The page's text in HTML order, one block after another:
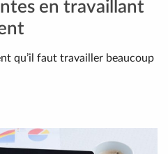
en travaillant
qu’il faut travailler beaucoup